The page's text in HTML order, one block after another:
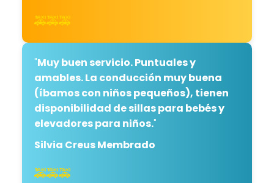
🚕🚕🚕
"Muy buen servicio. Puntuales y
amables. La conducción muy buena
(íbamos con niños pequeños), tienen
disponibilidad de sillas para bebés y
elevadores para niños."
Silvia Creus Membrado
🚕🚕🚕